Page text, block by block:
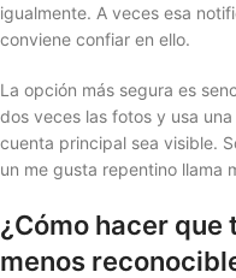
igualmente. A veces esa
conviene confiar en ello.
La opción más segura es
dos veces las fotos y usa
cuenta principal sea visible.
un me gusta repentino llama
¿Cómo hacer que
menos